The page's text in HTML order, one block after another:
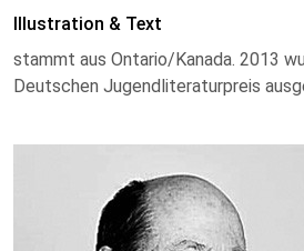
Illustration & Text
stammt aus Ontario/Kanada. 2013
Deutschen Jugendliteraturpreis